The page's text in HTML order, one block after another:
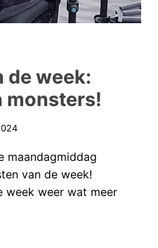
de week:
monsters!
maandagmiddag
van de week!
week weer wat meer